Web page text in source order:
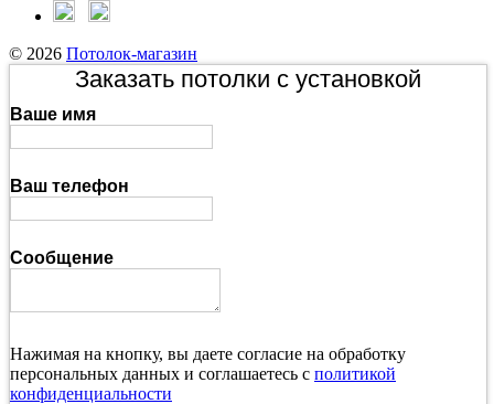
© 2026 Потолок-магазин
Заказать потолки с установкой
Ваше имя
Ваш телефон
Сообщение
Нажимая на кнопку, вы даете согласие на обработку
персональных данных и соглашаетесь с политикой
конфиденциальности